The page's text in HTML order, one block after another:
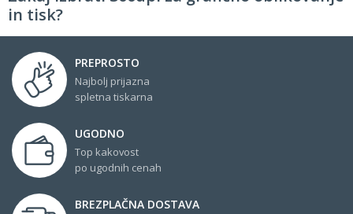
in tisk?
PREPROSTO
Najbolj prijazna
spletna tiskarna
UGODNO
Top kakovost
po ugodnih cenah
BREZPLAČNA DOSTAVA